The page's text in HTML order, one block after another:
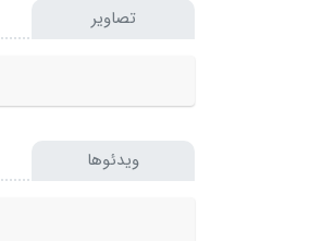
تصاویر
ویدئوها